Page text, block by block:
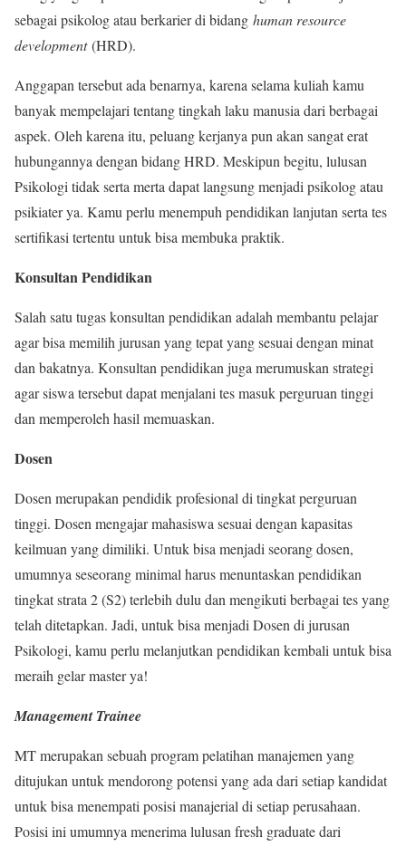
sebagai psikolog atau berkarier di bidang human resource
development(HRD).
Anggapan tersebut ada benarnya, karena selama kuliah kamu
banyak mempelajari tentang tingkah laku manusia dari berbagai
aspek. Oleh karena itu, peluang kerjanya pun akan sangat erat
hubungannya dengan bidang HRD. Meskipun begitu, lulusan
Psikologi tidak serta merta dapat langsung menjadi psikolog atau
psikiater ya. Kamu perlu menempuh pendidikan lanjutan serta tes
sertifikasi tertentu untuk bisa membuka praktik.
Konsultan Pendidikan
Salah satu tugas konsultan pendidikan adalah membantu pelajar
agar bisa memilih jurusan yang tepat yang sesuai dengan minat
dan bakatnya. Konsultan pendidikan juga merumuskan strategi
agar siswa tersebut dapat menjalani tes masuk perguruan tinggi
dan memperoleh hasil memuaskan.
Dosen
Dosen merupakan pendidik profesional di tingkat perguruan
tinggi. Dosen mengajar mahasiswa sesuai dengan kapasitas
keilmuan yang dimiliki. Untuk bisa menjadi seorang dosen,
umumnya seseorang minimal harus menuntaskan pendidikan
tingkat strata 2 (S2) terlebih dulu dan mengikuti berbagai tes yang
telah ditetapkan. Jadi, untuk bisa menjadi Dosen di jurusan
Psikologi, kamu perlu melanjutkan pendidikan kembali untuk bisa
meraih gelar master ya!
Management Trainee
MT merupakan sebuah program pelatihan manajemen yang
ditujukan untuk mendorong potensi yang ada dari setiap kandidat
untuk bisa menempati posisi manajerial di setiap perusahaan.
Posisi ini umumnya menerima lulusan fresh graduate dari